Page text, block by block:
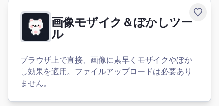
画像モザイク＆ぼかしツー
ル
ブラウザ上で直接、画像に素早くモザイクやぼか
し効果を適用。ファイルアップロードは必要あり
ません。